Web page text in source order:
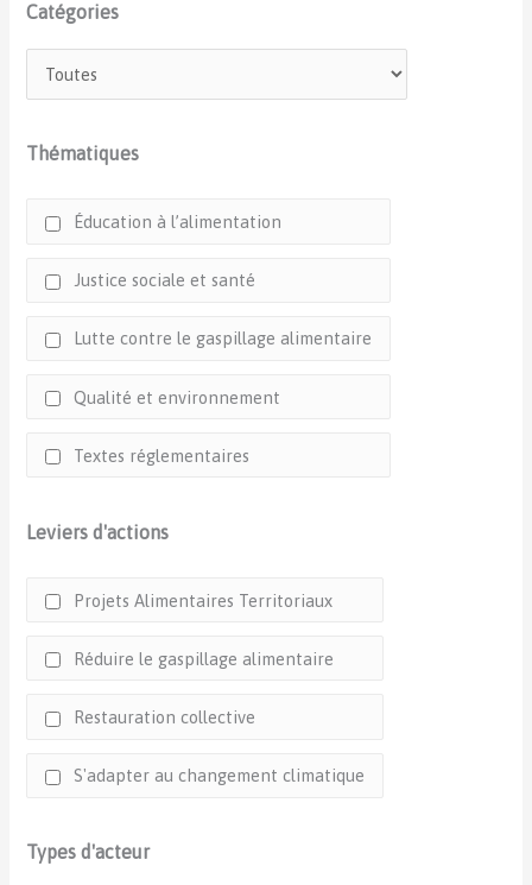
Catégories
Thématiques
Éducation à l’alimentation
Justice sociale et santé
Lutte contre le gaspillage alimentaire
Qualité et environnement
Textes réglementaires
Leviers d'actions
Projets Alimentaires Territoriaux
Réduire le gaspillage alimentaire
Restauration collective
S'adapter au changement climatique
Types d'acteur